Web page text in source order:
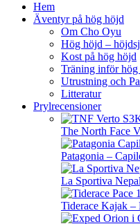
Hem
Äventyr på hög höjd
Om Cho Oyu
Hög höjd –
Kost på hög höjd
Träning inför hög
Utrustning och
Litteratur
Prylrecensioner
The North Face
Patagonia –
La Sportiva
Tiderace Kajak –